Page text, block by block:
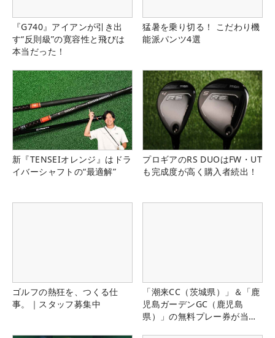
『G740』アイアンが引き出
す“反則級”の寛容性と飛びは
本当だった！
猛暑を乗り切る！ こだわり機
能派パンツ4選
新『TENSEIオレンジ』はドラ
イバーシャフトの“最適解”
プロギアのRS DUOはFW・UT
も完成度が高く購入者続出！
ゴルフの熱狂を、つくる仕
事。｜スタッフ募集中
「潮来CC（茨城県）」＆「鹿
児島ガーデンGC（鹿児島
県）」の無料プレー券が当た